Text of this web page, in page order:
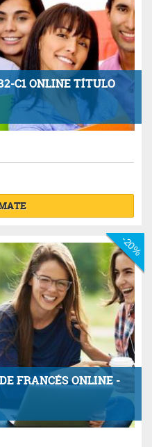
C1 ONLINE TÍTULO
FRANCÉS ONLINE -
-20%